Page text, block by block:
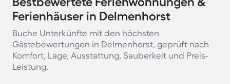
Ferienhäuser in Delmenhorst
Buche Unterkünfte mit den höchsten
Gästebewertungen in Delmenhorst, geprüft nach
Komfort, Lage, Ausstattung, Sauberkeit und Preis-
Leistung.